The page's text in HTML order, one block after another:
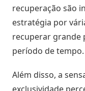
recuperação são
estratégia por
recuperar grande
período de tempo.
Além disso, a